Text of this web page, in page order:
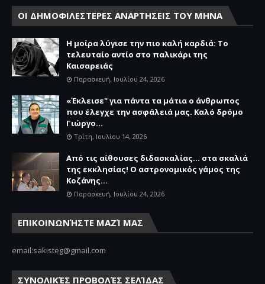
ΟΙ ΔΗΜΟΦΙΛΕΣΤΕΡΕΣ ΑΝΑΡΤΗΣΕΙΣ ΤΟΥ ΜΗΝΑ
Η μοίρα λύγισε την πιο καλή καρδιά: Το
τελευταίο αντίο στο παλικάρι της
Καισαρειάς
Παρασκευή, Ιουλίου 24, 2026
«Έκλεισε" για πάντα τα μάτια ο άνθρωπος
που έλεγχε την ασφάλειά μας. Καλό δρόμο
Γιώργο...
Τρίτη, Ιουλίου 14, 2026
Από τις αίθουσες διδασκαλίας… στα σκαλιά
της εκκλησίας! Ο αστρονομικός γάμος της
Κοζάνης...
Παρασκευή, Ιουλίου 24, 2026
ΕΠΙΚΟΙΝΩΝΉΣΤΕ ΜΑΖΊ ΜΑΣ
email:sakisteg@gmail.com
ΣΥΝΟΛΙΚΈΣ ΠΡΟΒΟΛΈΣ ΣΕΛΊΔΑΣ